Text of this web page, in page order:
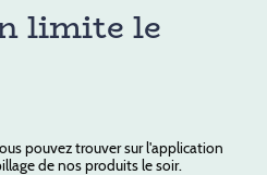
limite le
pouvez trouver sur l'application
de nos produits le soir.